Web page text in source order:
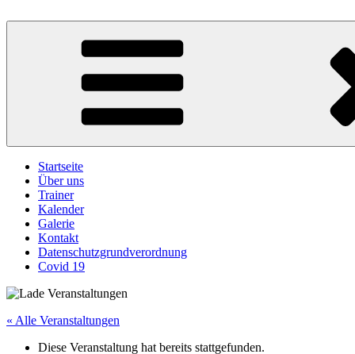
Inhalt
Turnerschaft Kennelbach
Startseite
Über uns
Trainer
Kalender
Galerie
Kontakt
Datenschutzgrundverordnung
Covid 19
« Alle Veranstaltungen
Diese Veranstaltung hat bereits stattgefunden.